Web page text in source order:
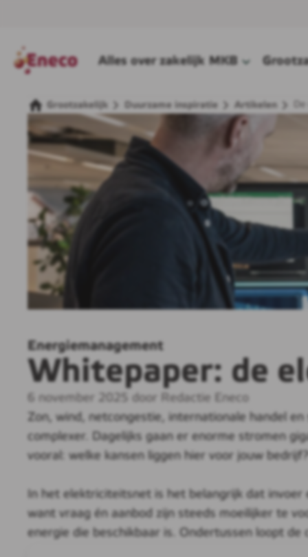
Alles over zakelijk MKB
Grootzakelijk Duurzame inspiratie Artikelen
Energiemanagement
Whitepaper: de
6 november 2025 door Redactie Eneco
Zon, wind, netcongestie, internationale handel
complexer. Dagelijks gaan er enorme stromen
vooral: welke kansen liggen hier voor jouw
In het elektriciteitsnet is het belangrijk dat
want vraag én aanbod zijn steeds moeilijker te
energie die beschikbaar is. Ondertussen loopt